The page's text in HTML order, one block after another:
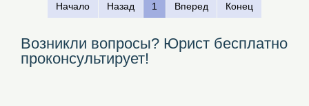
Начало Назад 1 Вперед Конец
Возникли вопросы? Юрист бесплатно
проконсультирует!